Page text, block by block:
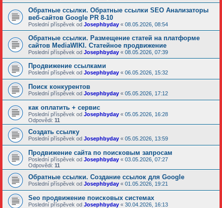
Обратные ссылки. Обратные ссылки SEO Анализаторы
веб-сайтов Google PR 8-10
Poslední příspěvek od Josephbyday « 08.05.2026, 08:54
Обратные ссылки. Размещение статей на платформе
сайтов MediaWIKI. Статейное продвижение
Poslední příspěvek od Josephbyday « 08.05.2026, 07:39
Продвижение ссылками
Poslední příspěvek od Josephbyday « 06.05.2026, 15:32
Поиск конкурентов
Poslední příspěvek od Josephbyday « 05.05.2026, 17:12
как оплатить + сервис
Poslední příspěvek od Josephbyday « 05.05.2026, 16:28
Odpovědi: 11
Создать ссылку
Poslední příspěvek od Josephbyday « 05.05.2026, 13:59
Продвижение сайта по поисковым запросам
Poslední příspěvek od Josephbyday « 03.05.2026, 07:27
Odpovědi: 11
Обратные ссылки. Создание ссылок для Google
Poslední příspěvek od Josephbyday « 01.05.2026, 19:21
Seo продвижение поисковых системах
Poslední příspěvek od Josephbyday « 30.04.2026, 16:13